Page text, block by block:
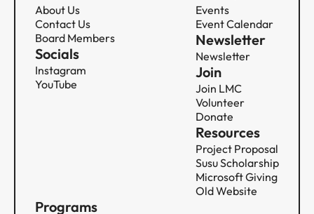
About Us
Contact Us
Board Members
Socials
Instagram
YouTube
Events
Event Calendar
Newsletter
Newsletter
Join
Join LMC
Volunteer
Donate
Resources
Project Proposal
Susu Scholarship
Microsoft Giving
Old Website
Programs